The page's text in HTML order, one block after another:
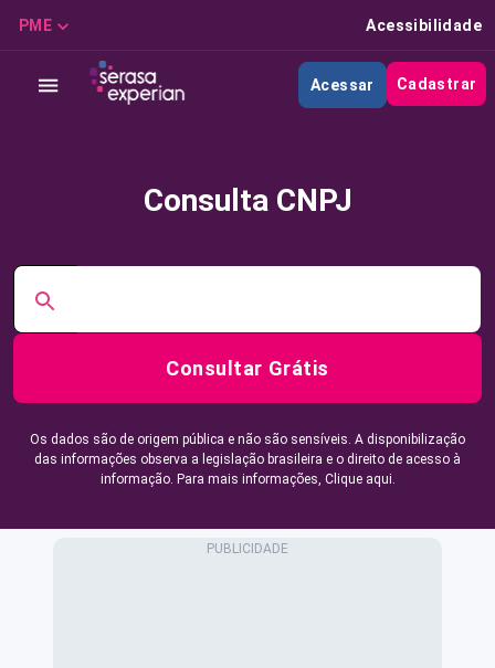
PME Acessibilidade
Acessar Cadastrar
Consulta CNPJ
Consultar Grátis
Os dados são de origem pública e não são sensíveis. A disponibilização
das informações observa a legislação brasileira e o direito de acesso à
informação. Para mais informações, Clique aqui.